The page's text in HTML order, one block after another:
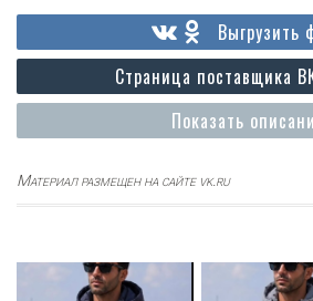
Показать
Страница поставщика
Выгрузить
Материал размещен на сайте vk.ru